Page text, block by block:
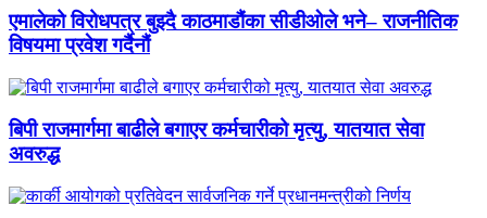
एमालेको विरोधपत्र बुझ्दै काठमाडौंका सीडीओले भने– राजनीतिक
विषयमा प्रवेश गर्दैनौं
बिपी राजमार्गमा बाढीले बगाएर कर्मचारीको मृत्यु, यातयात सेवा
अवरुद्ध